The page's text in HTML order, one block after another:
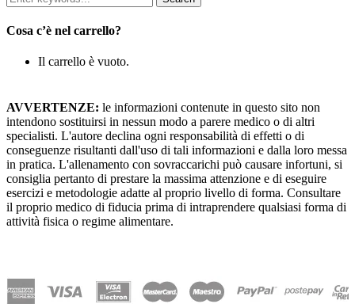
Cosa c’è nel carrello?
Il carrello è vuoto.
AVVERTENZE: le informazioni contenute in questo sito non
intendono sostituirsi in nessun modo a parere medico o di altri
specialisti. L'autore declina ogni responsabilità di effetti o di
conseguenze risultanti dall'uso di tali informazioni e dalla loro messa
in pratica. L'allenamento con sovraccarichi può causare infortuni, si
consiglia pertanto di prestare la massima attenzione e di eseguire
esercizi e metodologie adatte al proprio livello di forma. Consultare
il proprio medico di fiducia prima di intraprendere qualsiasi forma di
attività fisica o regime alimentare.